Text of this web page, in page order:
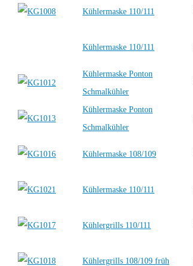
Kühlermaske 110/111
Kühlermaske 110/111
Kühlermaske Ponton
Schmalkühler
Kühlermaske Ponton
Schmalkühler
Kühlermaske 108/109
Kühlermaske 110/111
Kühlergrills 110/111
Kühlergrills 108/109 früh